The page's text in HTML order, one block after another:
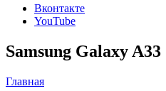
Вконтакте
YouTube
Samsung Galaxy A33
Главная